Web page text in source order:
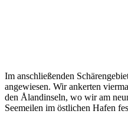
Im anschließenden
angewiesen. Wir ankerten
den Ålandinseln, wo wir am
Seemeilen im östlichen Hafen